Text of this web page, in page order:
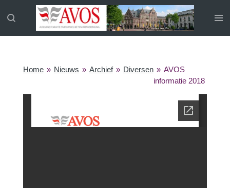
direct
Home » Nieuws » Archief » Diversen » AVOS
informatie 2018